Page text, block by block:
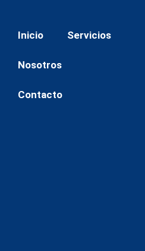
Saltar
contenido
Inicio Servicios
Nosotros
Contacto